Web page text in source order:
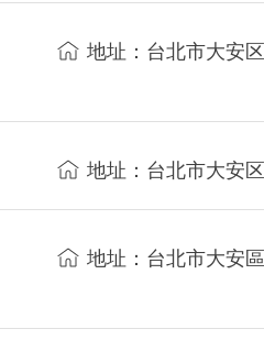
地址：台北市大安
地址：台北市大安
地址：台北市大安